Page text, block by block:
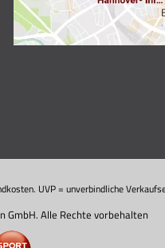
UVP = unverbindliche
GmbH. Alle Rechte vorbehalten